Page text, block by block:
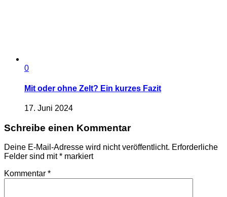
0
Mit oder ohne Zelt? Ein kurzes Fazit
17. Juni 2024
Schreibe einen Kommentar
Deine E-Mail-Adresse wird nicht veröffentlicht. Erforderliche
Felder sind mit* markiert
Kommentar *